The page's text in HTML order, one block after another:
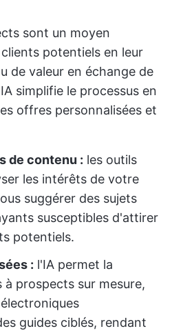
sont un moyen
potentiels en leur
de valeur en échange de
simplifie le processus en
offres personnalisées et
de contenu : les outils
les intérêts de votre
suggérer des sujets
susceptibles d'attirer
potentiels.
: l'IA permet la
prospects sur mesure,
guides ciblés, rendant